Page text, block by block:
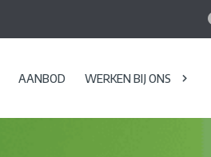
AANBOD WERKEN BIJ ONS